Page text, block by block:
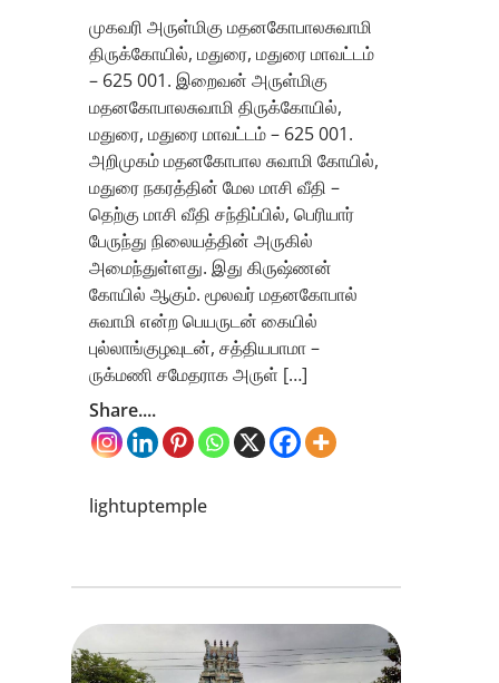
முகவரி அருள்மிகு மதனகோபாலசுவாமி
திருக்கோயில், மதுரை, மதுரை மாவட்டம்
– 625 001. இறைவன் அருள்மிகு
மதனகோபாலசுவாமி திருக்கோயில்,
மதுரை, மதுரை மாவட்டம் – 625 001.
அறிமுகம் மதனகோபால சுவாமி கோயில்,
மதுரை நகரத்தின் மேல மாசி வீதி –
தெற்கு மாசி வீதி சந்திப்பில், பெரியார்
பேருந்து நிலையத்தின் அருகில்
அமைந்துள்ளது. இது கிருஷ்ணன்
கோயில் ஆகும். மூலவர் மதனகோபால்
சுவாமி என்ற பெயருடன் கையில்
புல்லாங்குழவுடன், சத்தியபாமா –
ருக்மணி சமேதராக அருள் […]
Share....
lightuptemple